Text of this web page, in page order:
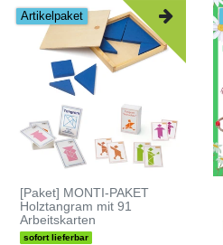
Artikelpaket
[Paket] MONTI-PAKET
Holztangram mit 91
Arbeitskarten
sofort lieferbar